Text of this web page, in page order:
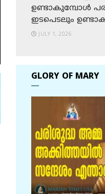
ഉണ്ടാകുമ്പോള്‍
ഇടപെടലും
JULY 1, 2026
GLORY OF MARY